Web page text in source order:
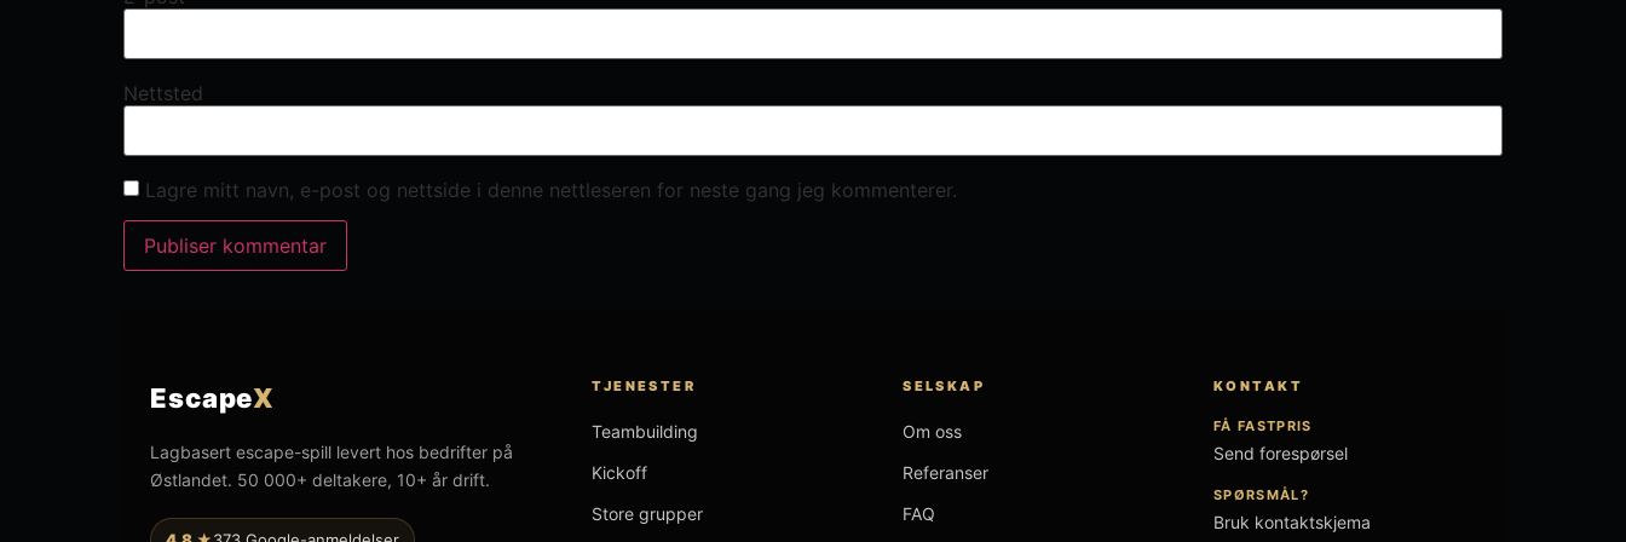
Nettsted
Lagre mitt navn, e-post og nettside i denne nettleseren for neste gang jeg kommenterer.
EscapeX
Lagbasert escape-spill levert hos bedrifter på
Østlandet. 50 000+ deltakere, 10+ år drift.
TJENESTER
Teambuilding
Kickoff
Store grupper
SELSKAP
Om oss
Referanser
FAQ
KONTAKT
FÅ FASTPRIS
Send forespørsel
SPØRSMÅL?
Bruk kontaktskjema